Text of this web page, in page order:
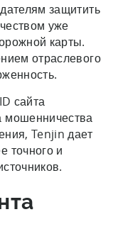
защитить
уже
карты.
отраслевого
сайта
мошенничества
Tenjin дает
точного и